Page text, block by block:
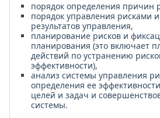
порядок определения причин
порядок управления рисками
результатов управления,
планирование рисков и
планирования (это включает
действий по устранению
эффективности),
анализ системы управления
определения ее
целей и задач и
системы.